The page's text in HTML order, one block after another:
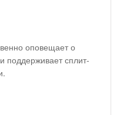
оповещает о
поддерживает сплит-